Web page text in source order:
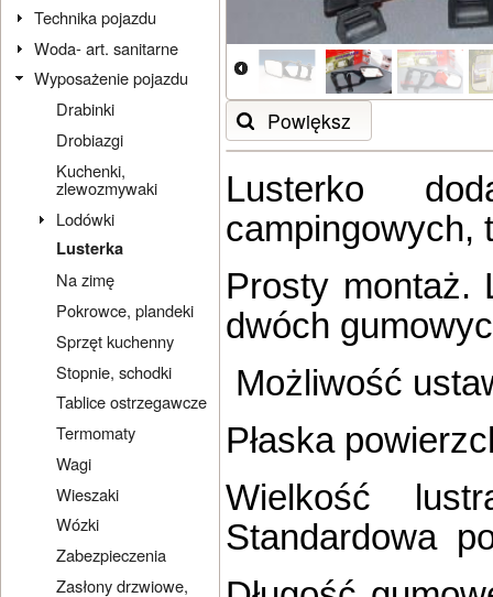
Technika pojazdu
Woda- art. sanitarne
Wyposażenie pojazdu
Drabinki
Drobiazgi
Kuchenki,
zlewozmywaki
Lodówki
Lusterka
Na zimę
Pokrowce, plandeki
Sprzęt kuchenny
Stopnie, schodki
Tablice ostrzegawcze
Termomaty
Wagi
Wieszaki
Wózki
Zabezpieczenia
Zasłony drzwiowe,
Powiększ
Lusterko
campingowych,
Prosty montaż.
dwóch
Możliwość
Płaska
Wielkość
Standardowa